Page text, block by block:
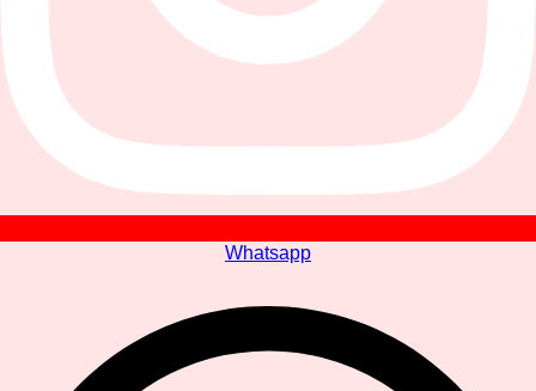
Whatsapp